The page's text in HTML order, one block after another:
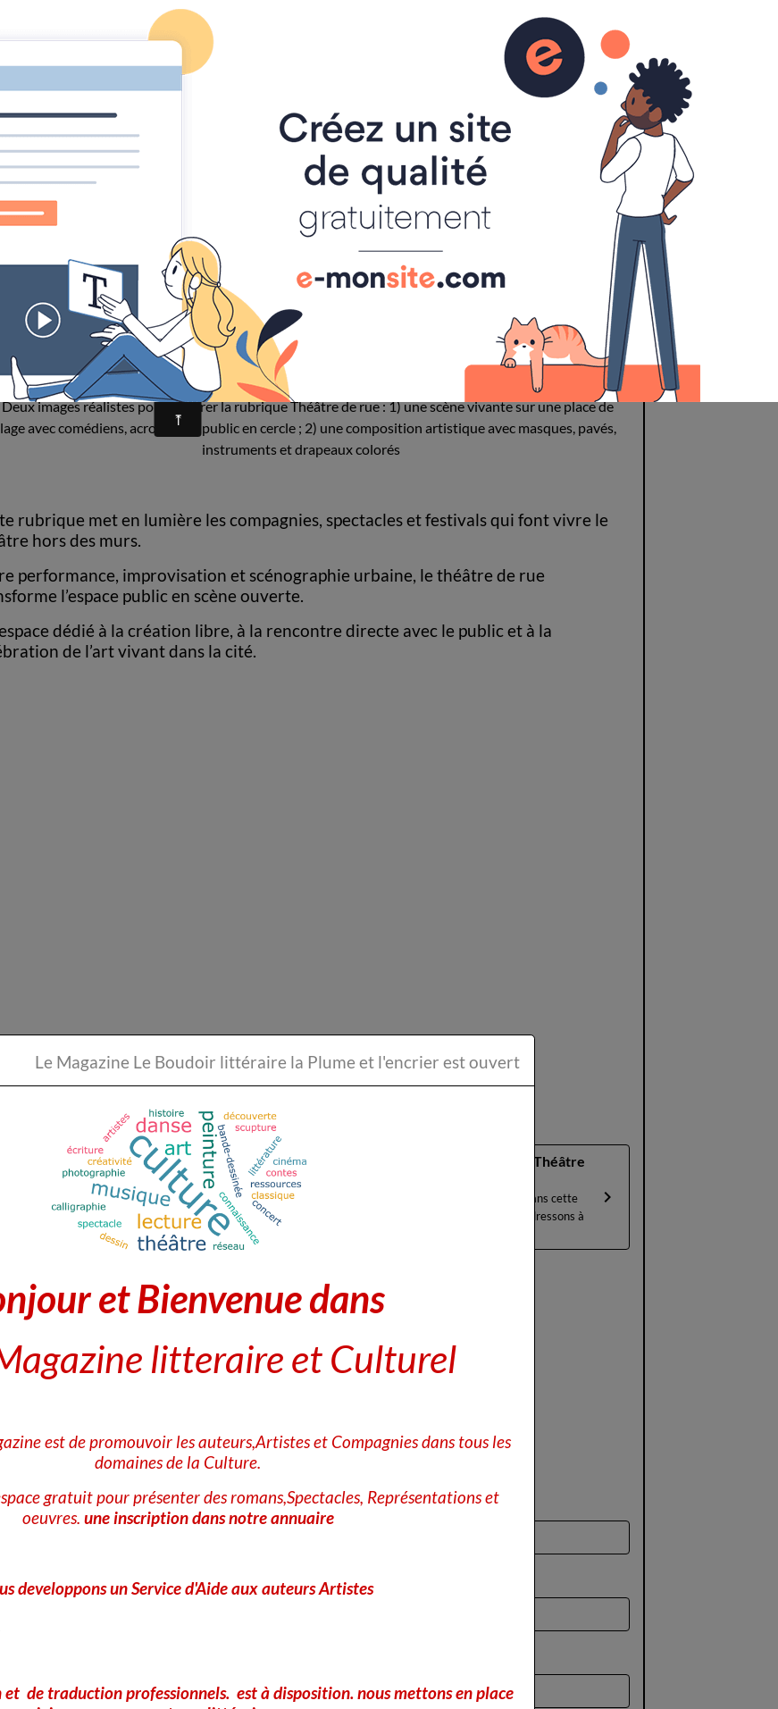
LITTÉRAIRE LA PLUME ET L'ENCRIER
BOUDOIR
INTERNATIONAL
BOUDOIR LITTÉRAIRE
LIBRAIRIES
0
Les Actualités du Journal littéraire Rubrique Théâtre de Rue
Théâtre de Rue
Par frederique Roustant Le 22/06/2024 à 08:11 0
rubrique met en lumière les compagnies, spectacles et festivals qui font vivre le
hors des murs.
performance, improvisation et scénographie urbaine, le théâtre de rue
l’espace public en scène ouverte.
dédié à la création libre, à la rencontre directe avec le public et à la
de l’art vivant dans la cité.
Annonces Théâtre de Rue
Aujourd'hui 15 Mai
Petites annonces Théâtre
Aujourd'hui 17 Mai Dans cette
Rubrique nous nous adressons à
PartagerFacebook
X Email
★★ ★★
un commentaire
Le Magazine Le Boudoir littéraire la Plume et l'encrier est ouvert
et Bienvenue dans
litteraire et Culturel
est de promouvoir les auteurs,Artistes et Compagnies dans tous les
domaines de la Culture.
gratuit pour présenter des romans,Spectacles, Représentations et
oeuvres. une inscription dans notre annuaire
developpons un Service d'Aide aux auteurs Artistes
et de traduction professionnels. est à disposition. nous mettons en place